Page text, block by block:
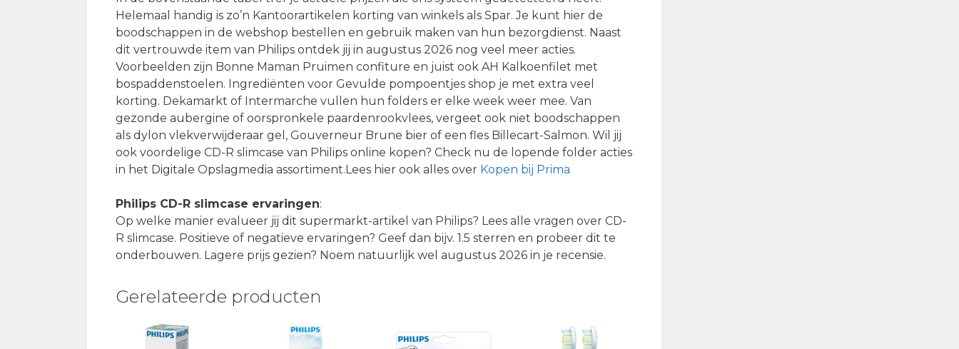
Helemaal handig is zo’n Kantoorartikelen korting van winkels als Spar. Je kunt hier de
boodschappen in de webshop bestellen en gebruik maken van hun bezorgdienst. Naast
dit vertrouwde item van Philips ontdek jij in augustus 2026 nog veel meer acties.
Voorbeelden zijn Bonne Maman Pruimen confiture en juist ook AH Kalkoenfilet met
bospaddenstoelen. Ingrediënten voor Gevulde pompoentjes shop je met extra veel
korting. Dekamarkt of Intermarche vullen hun folders er elke week weer mee. Van
gezonde aubergine of oorspronkele paardenrookvlees, vergeet ook niet boodschappen
als dylon vlekverwijderaar gel, Gouverneur Brune bier of een fles Billecart-Salmon. Wil jij
ook voordelige CD-R slimcase van Philips online kopen? Check nu de lopende folder acties
in het Digitale Opslagmedia assortiment.Lees hier ook alles over Kopen bij Prima
Philips CD-R slimcase ervaringen:
Op welke manier evalueer jij dit supermarkt-artikel van Philips? Lees alle vragen over CD-
R slimcase. Positieve of negatieve ervaringen? Geef dan bijv. 1.5 sterren en probeer dit te
onderbouwen. Lagere prijs gezien? Noem natuurlijk wel augustus 2026 in je recensie.
Gerelateerde producten